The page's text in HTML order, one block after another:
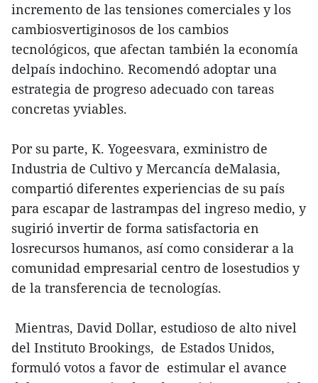
incremento de las tensiones comerciales y los
cambiosvertiginosos de los cambios
tecnológicos, que afectan también la economía
delpaís indochino. Recomendó adoptar una
estrategia de progreso adecuado con tareas
concretas yviables.
Por su parte, K. Yogeesvara, exministro de
Industria de Cultivo y Mercancía deMalasia,
compartió diferentes experiencias de su país
para escapar de lastrampas del ingreso medio, y
sugirió invertir de forma satisfactoria en
losrecursos humanos, así como considerar a la
comunidad empresarial centro de losestudios y
de la transferencia de tecnologías.
Mientras, David Dollar, estudioso de alto nivel
del Instituto Brookings, de Estados Unidos,
formuló votos a favor de estimular el avance